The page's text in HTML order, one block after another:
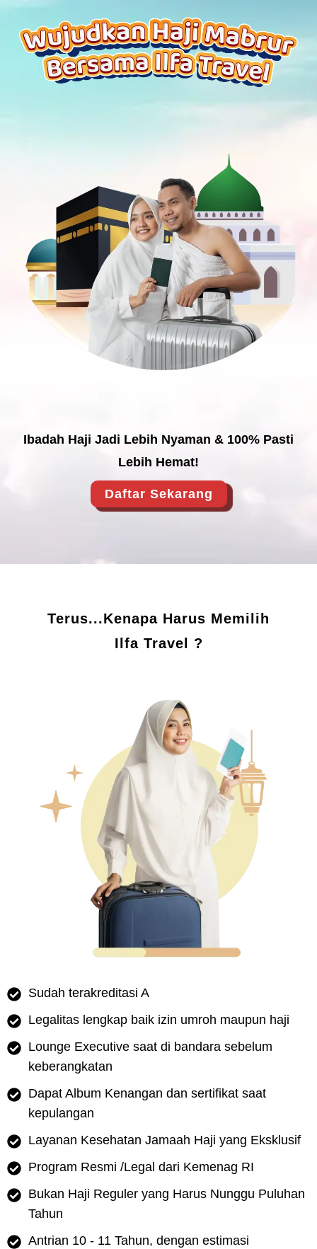
Ibadah Haji Jadi Lebih Nyaman & 100% Pasti
Lebih Hemat!
Daftar Sekarang
Terus...Kenapa Harus Memilih
Ilfa Travel ?
Sudah terakreditasi A
Legalitas lengkap baik izin umroh maupun haji
Lounge Executive saat di bandara sebelum
keberangkatan
Dapat Album Kenangan dan sertifikat saat
kepulangan
Layanan Kesehatan Jamaah Haji yang Eksklusif
Program Resmi /Legal dari Kemenag RI
Bukan Haji Reguler yang Harus Nunggu Puluhan
Tahun
Antrian 10 - 11 Tahun, dengan estimasi